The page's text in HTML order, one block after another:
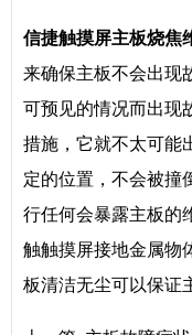
信捷触摸屏主板烧焦
来确保主板不会出现
可预见的情况而出现
措施，它就不太可能
定的位置，不会被撞
行任何会暴露主板的
触触摸屏接地金属物
板清洁无尘可以保证